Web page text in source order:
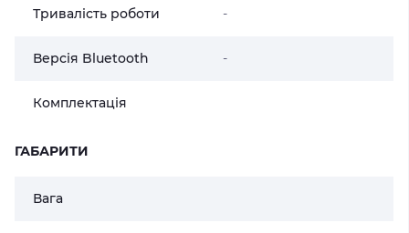
Тривалість роботи -
Версія Bluetooth -
Комплектація
ГАБАРИТИ
Вага